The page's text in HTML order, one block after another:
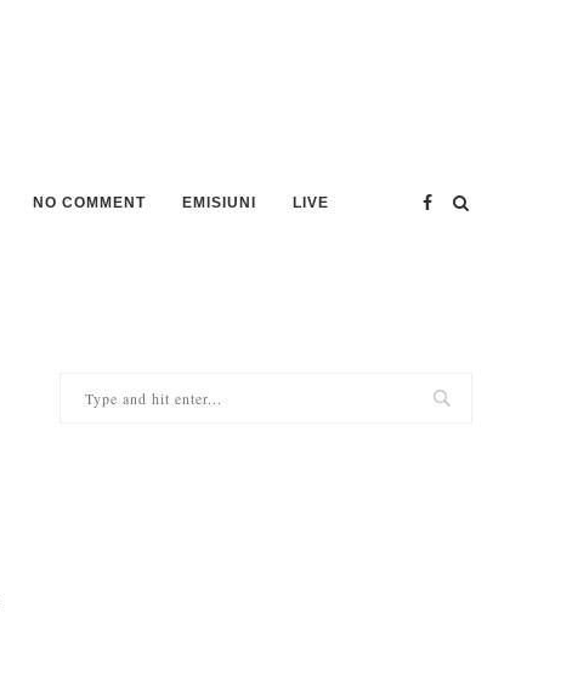
NO COMMENT EMISIUNI LIVE